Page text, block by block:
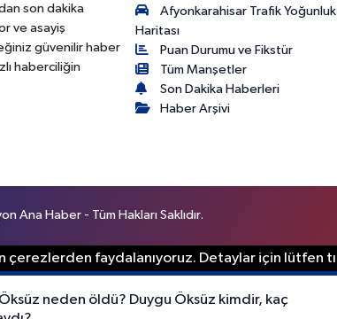
son dakika
ve asayiş
güvenilir haber
haberciliğin
Afyonkarahisar Trafik Yoğunluk
Haritası
Puan Durumu ve Fikstür
Tüm Manşetler
Son Dakika Haberleri
Haber Arşivi
Ana Haber - Tüm Hakları Saklıdır.
çerezlerden faydalanıyoruz. Detaylar için lütfen
neden öldü? Duygu Öksüz kimdir, kaç